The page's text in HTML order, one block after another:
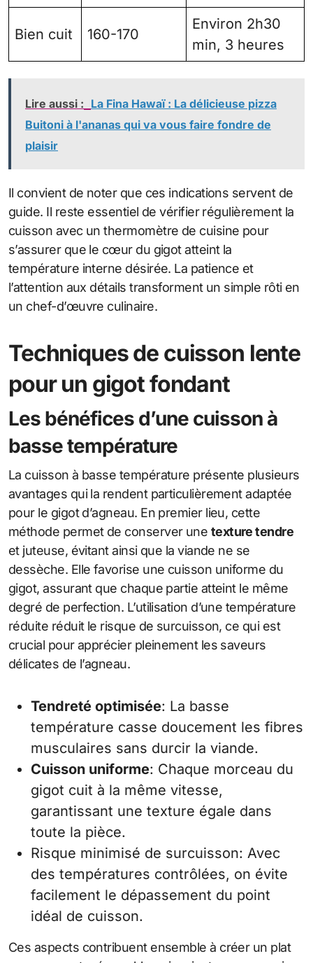
Bien cuit 160-170
Environ 2h30
min, 3 heures
Lire aussi : La Fina Hawaï : La délicieuse pizza
Buitoni à l'ananas qui va vous faire fondre de
plaisir
Il convient de noter que ces indications servent de
guide. Il reste essentiel de vérifier régulièrement la
cuisson avec un thermomètre de cuisine pour
s’assurer que le cœur du gigot atteint la
température interne désirée. La patience et
l’attention aux détails transforment un simple rôti en
un chef-d’œuvre culinaire.
Techniques de cuisson lente
pour un gigot fondant
Les bénéfices d’une cuisson à
basse température
La cuisson à basse température présente plusieurs
avantages qui la rendent particulièrement adaptée
pour le gigot d’agneau. En premier lieu, cette
méthode permet de conserver une texture tendre
et juteuse, évitant ainsi que la viande ne se
dessèche. Elle favorise une cuisson uniforme du
gigot, assurant que chaque partie atteint le même
degré de perfection. L’utilisation d’une température
réduite réduit le risque de surcuisson, ce qui est
crucial pour apprécier pleinement les saveurs
délicates de l’agneau.
Tendreté optimisée: La basse
température casse doucement les fibres
musculaires sans durcir la viande.
Cuisson uniforme: Chaque morceau du
gigot cuit à la même vitesse,
garantissant une texture égale dans
toute la pièce.
Risque minimisé de surcuisson: Avec
des températures contrôlées, on évite
facilement le dépassement du point
idéal de cuisson.
Ces aspects contribuent ensemble à créer un plat